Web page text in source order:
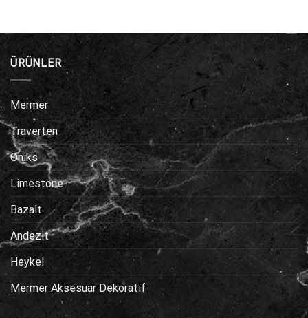
ÜRÜNLER
Mermer
Traverten
Oniks
Limestone
Bazalt
Andezit
Heykel
Mermer Aksesuar Dekoratif